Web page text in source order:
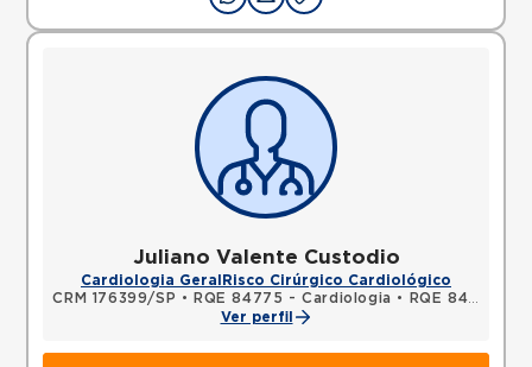
Juliano Valente Custodio
Cardiologia Geral Risco Cirúrgico Cardiológico
CRM 176399/SP • RQE 84775 - Cardiologia •
RQE 84776 - Clínica médica
Ver perfil